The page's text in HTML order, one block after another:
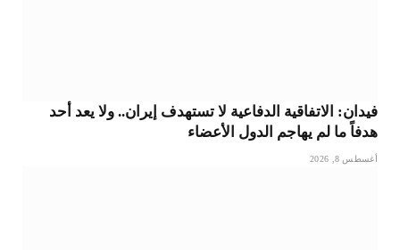
فيدان: الاتفاقية الدفاعية لا تستهدف إيران.. ولا يعد أحد
هدفاً ما لم يهاجم الدول الأعضاء
أغسطس 8, 2026